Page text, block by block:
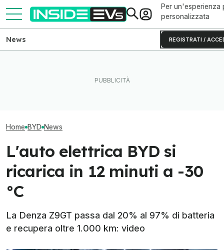
Per un'esperienza
personalizzata
REGISTRATI /
News
Home BYD News
L'auto elettrica BYD si
ricarica in 12 minuti a -30
°C
La Denza Z9GT passa dal 20% al 97% di batteria
e recupera oltre 1.000 km: video